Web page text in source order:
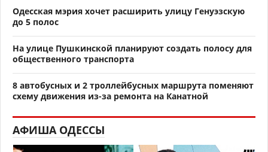
Одесская мэрия хочет расширить улицу Генуэзскую
до 5 полос
На улице Пушкинской планируют создать полосу для
общественного транспорта
8 автобусных и 2 троллейбусных маршрута поменяют
схему движения из-за ремонта на Канатной
АФИША ОДЕССЫ